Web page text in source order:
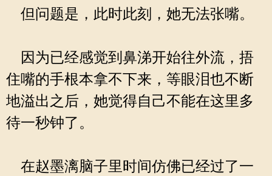
但问题是，此时此刻，她无法张嘴。
因为已经感觉到鼻涕开始往外流，捂
住嘴的手根本拿不下来，等眼泪也不断
地溢出之后，她觉得自己不能在这里多
待一秒钟了。
在赵墨漓脑子里时间仿佛已经过了一